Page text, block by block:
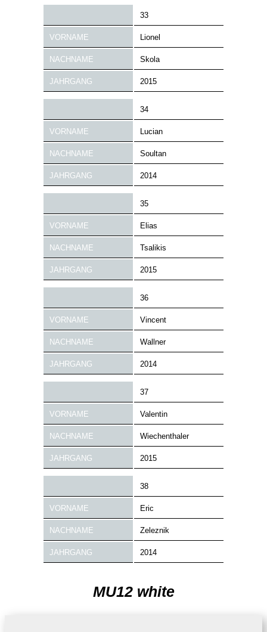
VORNAME
NACHNAME
JAHRGANG
33
Lionel
Skola
2015
VORNAME
NACHNAME
JAHRGANG
34
Lucian
Soultan
2014
VORNAME
NACHNAME
JAHRGANG
35
Elias
Tsalikis
2015
VORNAME
NACHNAME
JAHRGANG
36
Vincent
Wallner
2014
VORNAME
NACHNAME
JAHRGANG
37
Valentin
Wiechenthaler
2015
VORNAME
NACHNAME
JAHRGANG
38
Eric
Zeleznik
2014
MU12 white